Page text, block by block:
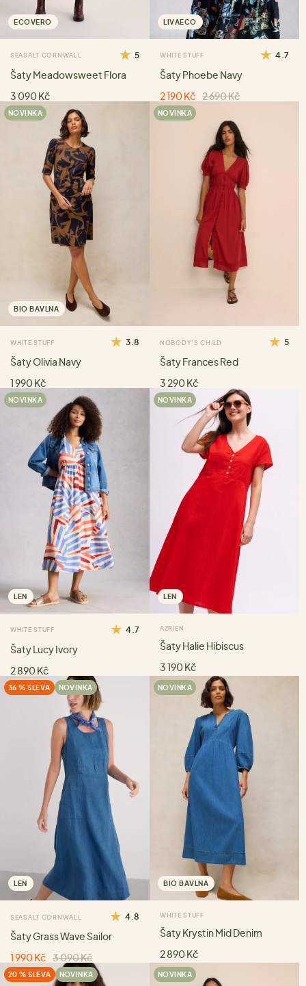
ECOVERO
SEASALT CORNWALL 5
Šaty Meadowsweet Flora
3 090 Kč
LIVAECO
WHITE STUFF 4.7
Šaty Phoebe Navy
2 190 Kč 2 690 Kč
NOVINKA
BIO BAVLNA
WHITE STUFF 3.8
Šaty Olivia Navy
1 990 Kč
NOVINKA
NOBODY'S CHILD 5
Šaty Frances Red
3 290 Kč
NOVINKA
LEN
WHITE STUFF 4.7
Šaty Lucy Ivory
2 890 Kč
NOVINKA
LEN
AZRIEN
Šaty Halie Hibiscus
3 190 Kč
36 % SLEVA NOVINKA
LEN
SEASALT CORNWALL 4.8
Šaty Grass Wave Sailor
1 990 Kč 3 090 Kč
NOVINKA
BIO BAVLNA
WHITE STUFF
Šaty Krystin Mid Denim
2 890 Kč
20 % SLEVA NOVINKA NOVINKA